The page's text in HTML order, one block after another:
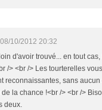
08/10/2012 20:32
d'avoir trouvé... en tout
/> <br /> Les tourterelles
reconnaissantes, sans aucun
la chance !<br /> <br />
deux.